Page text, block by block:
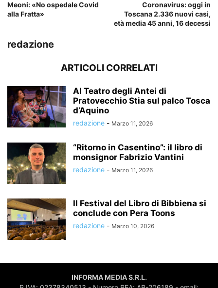
Meoni: «No ospedale Covid
alla Fratta»
Coronavirus: oggi in
Toscana 2.336 nuovi casi,
età media 45 anni, 16 decessi
redazione
ARTICOLI CORRELATI
Al Teatro degli Antei di
Pratovecchio Stia sul palco Tosca
d’Aquino
redazione - Marzo 11, 2026
“Ritorno in Casentino”: il libro di
monsignor Fabrizio Vantini
redazione - Marzo 11, 2026
Il Festival del Libro di Bibbiena si
conclude con Pera Toons
redazione - Marzo 10, 2026
INFORMA MEDIA S.R.L.